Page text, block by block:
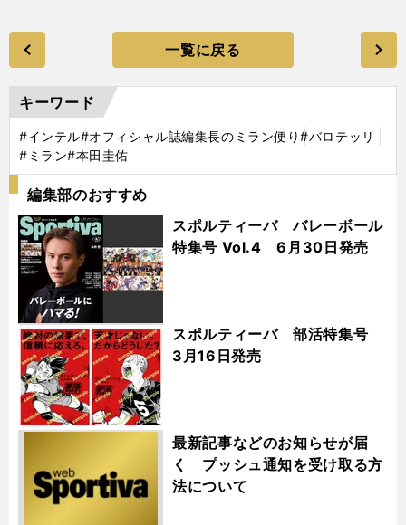
一覧に戻る
キーワード
#インテル#オフィシャル誌編集長のミラン便り#バロテッリ
#ミラン#本田圭佑
編集部のおすすめ
スポルティーバ バレーボール
特集号 Vol.4 6月30日発売
スポルティーバ 部活特集号
3月16日発売
最新記事などのお知らせが届
く プッシュ通知を受け取る方
法について